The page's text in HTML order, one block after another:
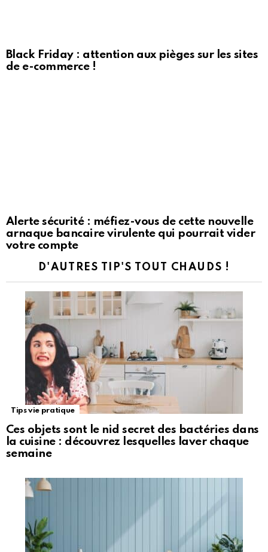
Black Friday : attention aux pièges sur les sites
de e-commerce !
Alerte sécurité : méfiez-vous de cette nouvelle
arnaque bancaire virulente qui pourrait vider
votre compte
D'AUTRES TIP'S TOUT CHAUDS !
Tips vie pratique
Ces objets sont le nid secret des bactéries dans
la cuisine : découvrez lesquelles laver chaque
semaine